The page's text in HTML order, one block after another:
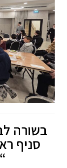
בשורה
סניף